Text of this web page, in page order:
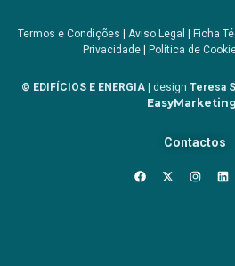
Termos e Condições | Aviso Legal | Ficha
Privacidade| Política de
© EDIFÍCIOS E ENERGIA | design Teresa
Contactos